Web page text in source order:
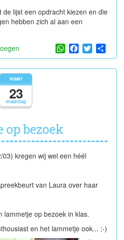
de lijst een opdracht kiezen en die
hebben zich al aan een
WhatsApp
Facebook
Twitter
maandag
maart
23
op bezoek
kregen wij wel een héél
van Laura over haar
lammetje op bezoek in klas.
en het lammetje ook... ;-)